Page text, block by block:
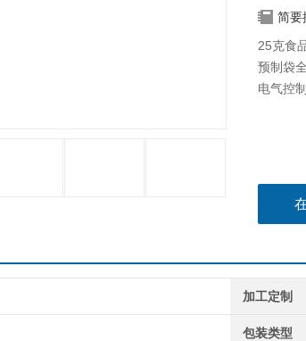
简要
25克食
预制袋
电气控
加工定制
包装类型